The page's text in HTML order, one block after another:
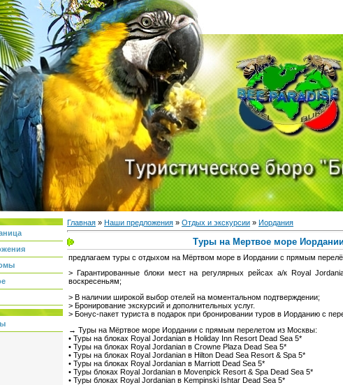
Главная » Наши предложения » Отдых и экскурсии » Иордания
Туры на Мертвое море
предлагаем туры с отдыхом на Мёртвом море в Иордании с прямым
> Гарантированные блоки мест на регулярных рейсах а/к Royal
воскресеньям;
> В наличии широкой выбор отелей на моментальном подтверждении;
> Бронирование экскурсий и дополнительных услуг.
> Бонус-пакет туриста в подарок при бронировании туров в Иорданию с
→ Туры на Мёртвое море Иордании с прямым перелетом из Москвы:
• Туры на блоках Royal Jordanian в Holiday Inn Resort Dead Sea 5*
• Туры на блоках Royal Jordanian в Crowne Plaza Dead Sea 5*
• Туры на блоках Royal Jordanian в Hilton Dead Sea Resort & Spa 5*
• Туры на блоках Royal Jordanian в Marriott Dead Sea 5*
• Туры блоках Royal Jordanian в Movenpick Resort & Spa Dead Sea 5*
• Туры блоках Royal Jordanian в Kempinski Ishtar Dead Sea 5*